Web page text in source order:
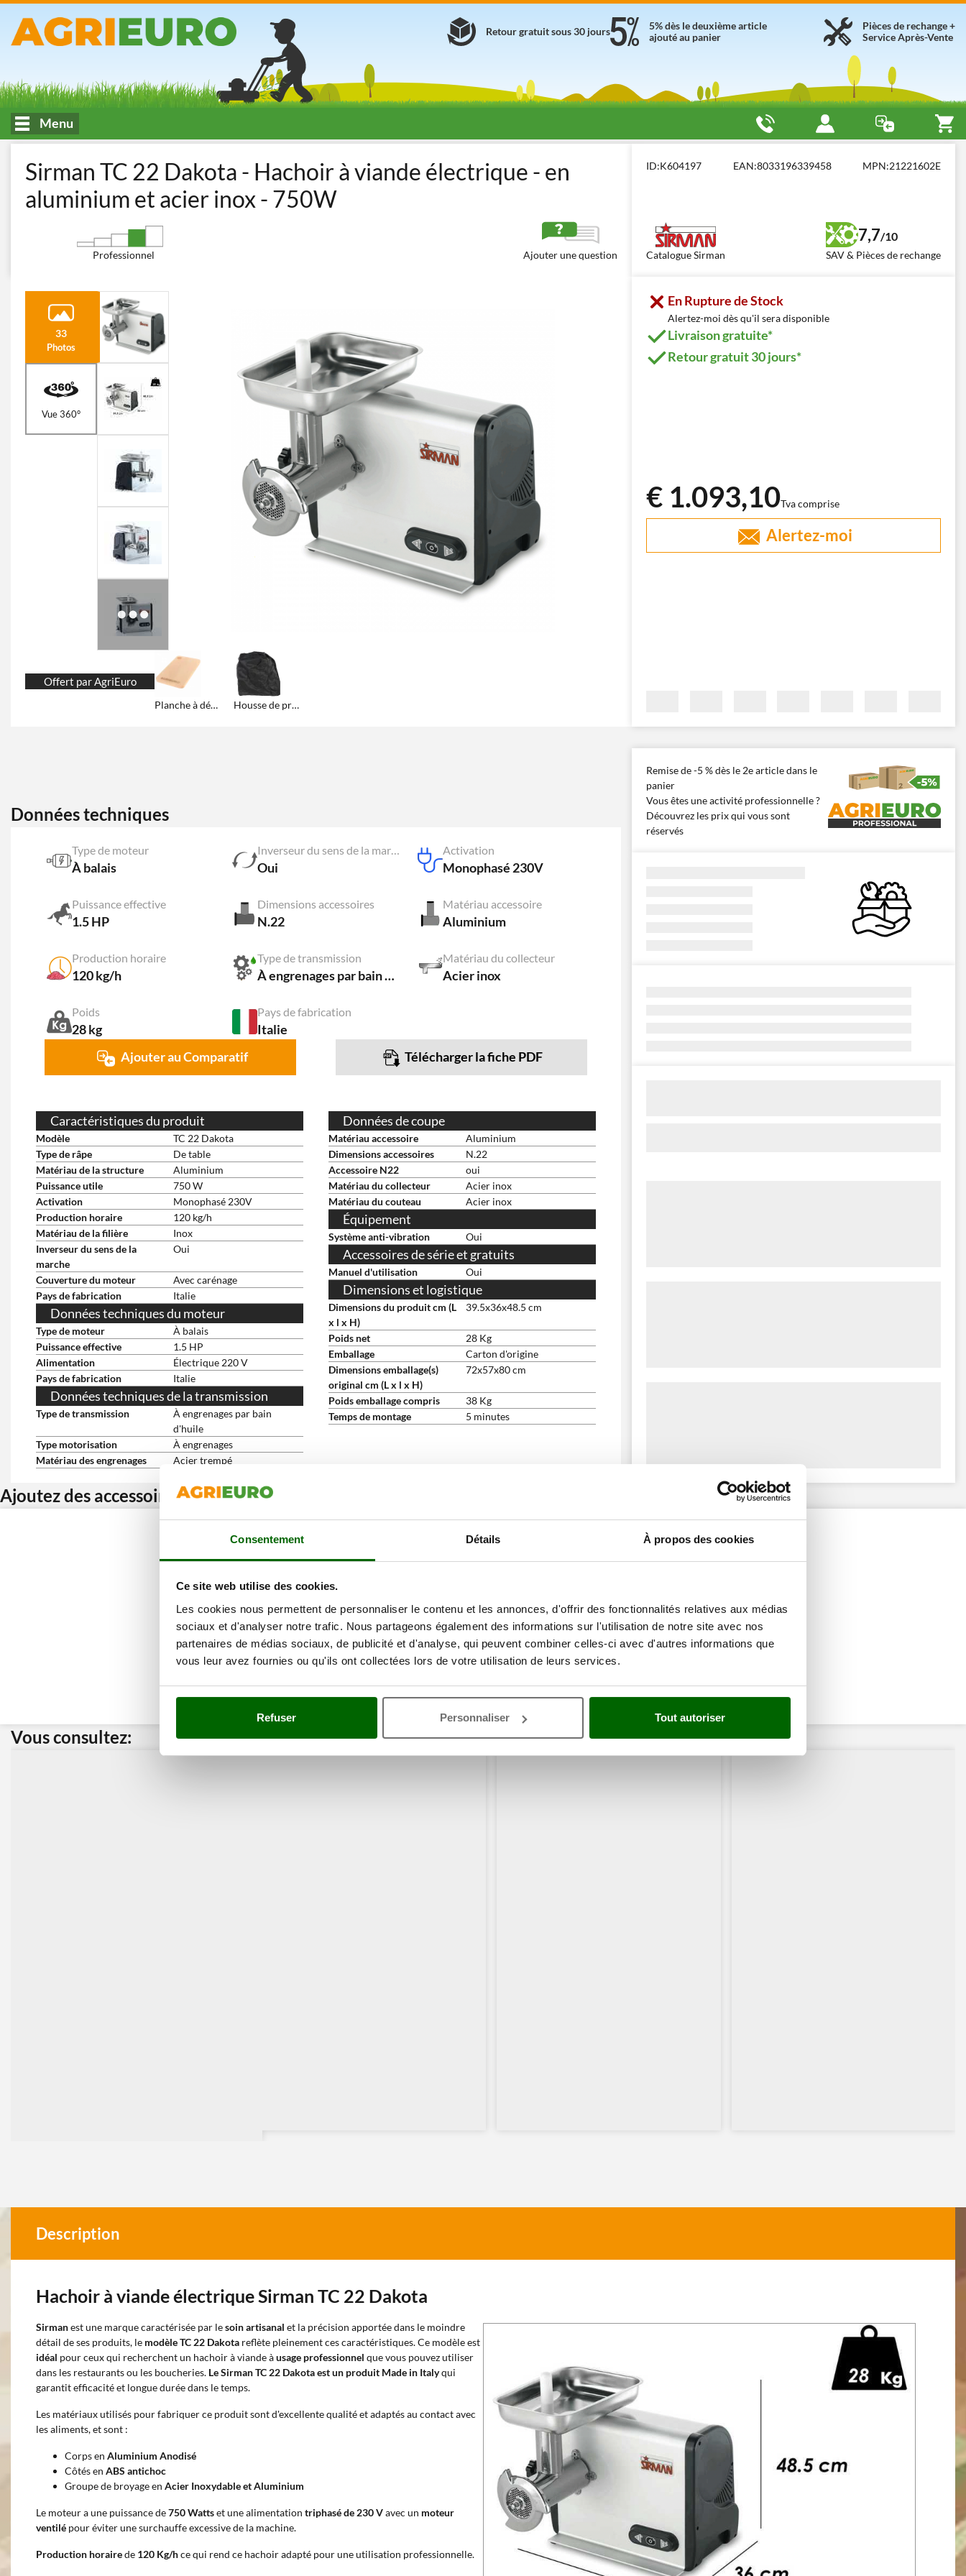
Consentement Détails À propos des cookies
Ce site web utilise des cookies.
Les cookies nous permettent de personnaliser le contenu et les annonces, d'offrir des fonctionnalités relatives aux médias
sociaux et d'analyser notre trafic. Nous partageons également des informations sur l'utilisation de notre site avec nos
partenaires de médias sociaux, de publicité et d'analyse, qui peuvent combiner celles-ci avec d'autres informations que
vous leur avez fournies ou qu'ils ont collectées lors de votre utilisation de leurs services.
Refuser Personnaliser Tout autoriser
Pièces de rechange +
Service Après-Vente
5% dès le deuxième article
ajouté au panier
Retour gratuit sous 30 jours
Menu
Sirman TC 22 Dakota - Hachoir à viande électrique - en
aluminium et acier inox - 750W
Professionnel Ajouter une question
ID:K604197 EAN:8033196339458 MPN:21221602E
Catalogue Sirman
7,7/10
SAV & Pièces de rechange
33
Photos
Vue 360°
Offert par AgriEuro
Planche à découper en bois massif Housse de protection et de rangement
En Rupture de Stock
Alertez-moi dès qu'il sera disponible
Livraison gratuite*
Retour gratuit 30 jours*
€ 1.093,10Tva comprise
Alertez-moi
Données techniques
Type de moteur
À balais
Inverseur du sens de la marche
Oui
Activation
Monophasé 230V
Puissance effective
1.5 HP
Dimensions accessoires
N.22
Matériau accessoire
Aluminium
Production horaire
120 kg/h
Type de transmission
À engrenages par bain d'huile
Matériau du collecteur
Acier inox
Poids
28 kg
Pays de fabrication
Italie
Ajouter au Comparatif Télécharger la fiche PDF
Caractéristiques du produit
Modèle
TC 22 Dakota
Type de râpe
De table
Matériau de la structure
Aluminium
Puissance utile
750 W
Activation
Monophasé 230V
Production horaire
120 kg/h
Matériau de la filière
Inox
Inverseur du sens de la
marche
Oui
Couverture du moteur
Avec carénage
Pays de fabrication
Italie
Données techniques du moteur
Type de moteur
À balais
Puissance effective
1.5 HP
Alimentation
Électrique 220 V
Pays de fabrication
Italie
Données techniques de la transmission
Type de transmission
À engrenages par bain
d'huile
Type motorisation
À engrenages
Matériau des engrenages
Acier trempé
Données de coupe
Matériau accessoire
Aluminium
Dimensions accessoires
N.22
Accessoire N22
oui
Matériau du collecteur
Acier inox
Matériau du couteau
Acier inox
Équipement
Système anti-vibration Oui
Accessoires de série et gratuits
Manuel d'utilisation Oui
Dimensions et logistique
Dimensions du produit cm (L
x l x H)
39.5x36x48.5 cm
Poids net
28 Kg
Emballage
Carton d'origine
Dimensions emballage(s)
original cm (L x l x H)
72x57x80 cm
Poids emballage compris
38 Kg
Temps de montage
5 minutes
Remise de -5 % dès le 2e article dans le
panier
Vous êtes une activité professionnelle ?
Découvrez les prix qui vous sont
réservés
Ajoutez des accessoires et bénéficiez d’une remise
Vous consultez: Nos clients ont consulté également ces articles:
Description
Hachoir à viande électrique Sirman TC 22 Dakota
Sirmanest une marque caractérisée par lesoin artisanal et la précision apportée dans le moindre
détail de ses produits, le modèle TC 22 Dakota reflète pleinement ces caractéristiques. Ce modèle est
idéal pour ceux qui recherchent un hachoir à viande àusage professionnel que vous pouvez utiliser
dans les restaurants ou les boucheries. Le Sirman TC 22 Dakota est un produit Made in Italyqui
garantit efficacité et longue durée dans le temps.
Les matériaux utilisés pour fabriquer ce produit sont d'excellente qualité et adaptés au contact avec
les aliments, et sont :
Corps en Aluminium Anodisé
Côtés en ABS antichoc
Groupe de broyage en Acier Inoxydable et Aluminium
Le moteur a une puissance de750 Wattset une alimentation triphasé de 230 Vavec un moteur
ventilé pour éviter une surchauffe excessive de la machine.
Production horairede 120 Kg/hce qui rend ce hachoir adapté pour une utilisation professionnelle.